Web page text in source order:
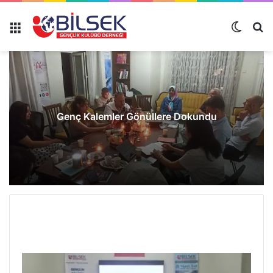
Genç Kalemler Gönüllere Dokundu